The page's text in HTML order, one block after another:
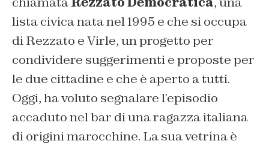
lista civica nata nel 1995 e che si occupa
di Rezzato e Virle, un progetto per
condividere suggerimenti e proposte per
le due cittadine e che è aperto a tutti.
Oggi, ha voluto segnalare l’episodio
accaduto nel bar di una ragazza italiana
di origini marocchine. La sua vetrina è